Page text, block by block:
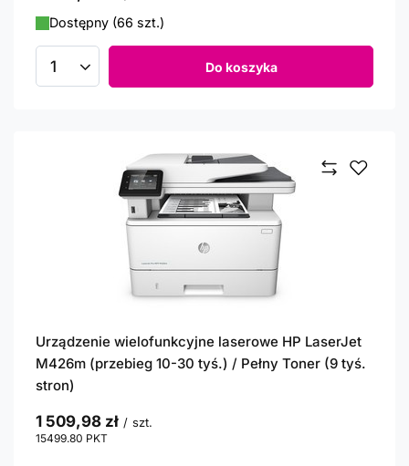
Dostępny (66 szt.)
Ilość produktów Do koszyka
Urządzenie wielofunkcyjne laserowe HP LaserJet
M426m (przebieg 10-30 tyś.) / Pełny Toner (9 tyś.
stron)
1 509,98 zł / szt.
15499.80 PKT